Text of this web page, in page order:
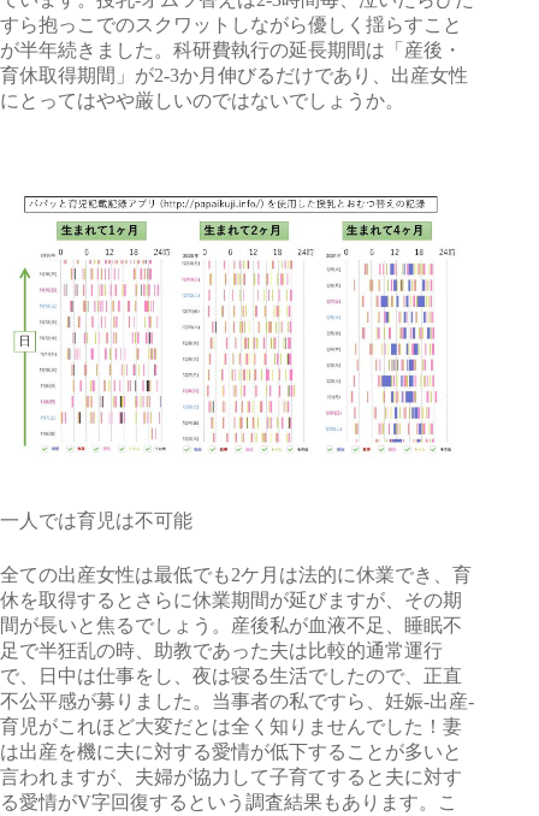
すら抱っこでのスクワットしながら優しく揺らすこと
が半年続きました。科研費執行の延長期間は「産後・
育休取得期間」が2-3か月伸びるだけであり、出産女性
にとってはやや厳しいのではないでしょうか。
一人では育児は不可能
全ての出産女性は最低でも2ケ月は法的に休業でき、育
休を取得するとさらに休業期間が延びますが、その期
間が長いと焦るでしょう。産後私が血液不足、睡眠不
足で半狂乱の時、助教であった夫は比較的通常運行
で、日中は仕事をし、夜は寝る生活でしたので、正直
不公平感が募りました。当事者の私ですら、妊娠-出産-
育児がこれほど大変だとは全く知りませんでした！妻
は出産を機に夫に対する愛情が低下することが多いと
言われますが、夫婦が協力して子育てすると夫に対す
る愛情がV字回復するという調査結果もあります。こ